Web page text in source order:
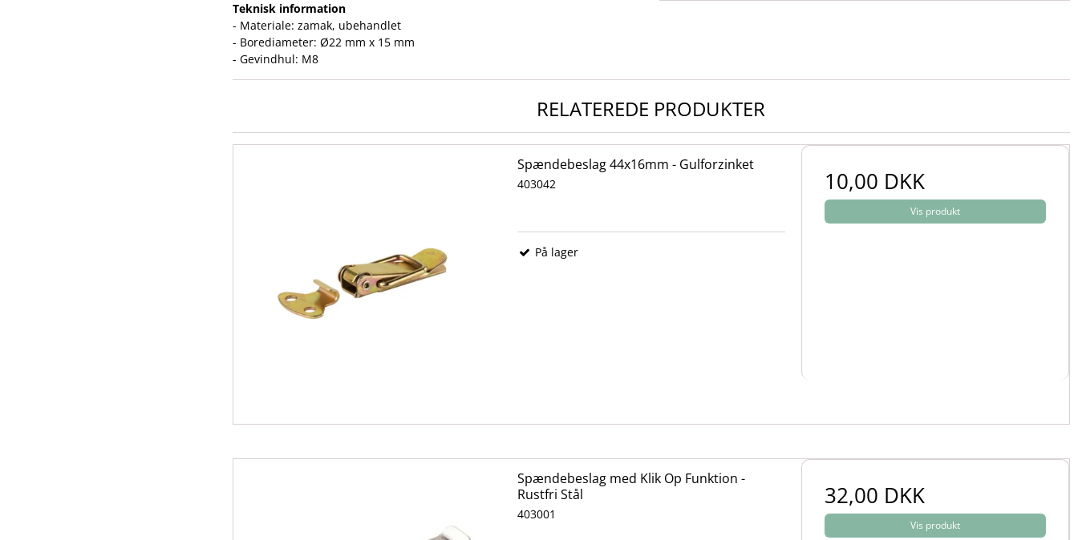
Teknisk information
- Materiale: zamak, ubehandlet
- Borediameter: Ø22 mm x 15 mm
- Gevindhul: M8
RELATEREDE PRODUKTER
Spændebeslag 44x16mm - Gulforzinket
403042
På lager
10,00 DKK
Vis produkt
Spændebeslag med Klik Op Funktion -
Rustfri Stål
403001
32,00 DKK
Vis produkt